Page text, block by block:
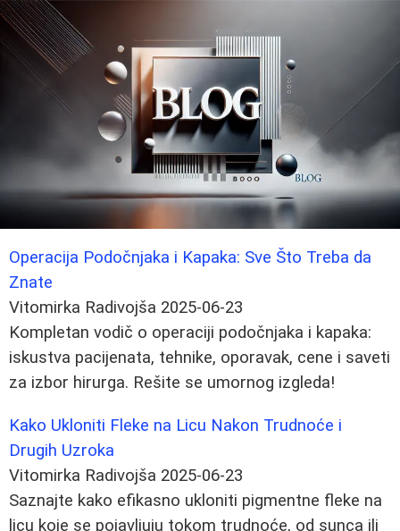
Operacija Podočnjaka i Kapaka: Sve Što Treba da
Znate
Vitomirka Radivojša 2025-06-23
Kompletan vodič o operaciji podočnjaka i kapaka:
iskustva pacijenata, tehnike, oporavak, cene i saveti
za izbor hirurga. Rešite se umornog izgleda!
Kako Ukloniti Fleke na Licu Nakon Trudnoće i
Drugih Uzroka
Vitomirka Radivojša 2025-06-23
Saznajte kako efikasno ukloniti pigmentne fleke na
licu koje se pojavljuju tokom trudnoće, od sunca ili